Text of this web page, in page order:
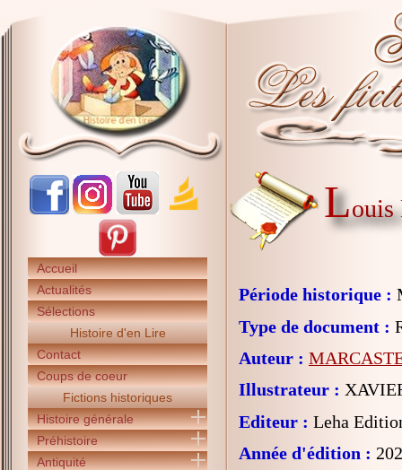
Accueil
Actualités
Sélections
Histoire d'en Lire
Contact
Coups de coeur
Fictions historiques
Histoire générale
Préhistoire
Antiquité
Louis
Période historique :
Type de document :
Auteur :
Illustrateur :
Editeur : Leha
Année d'édition :